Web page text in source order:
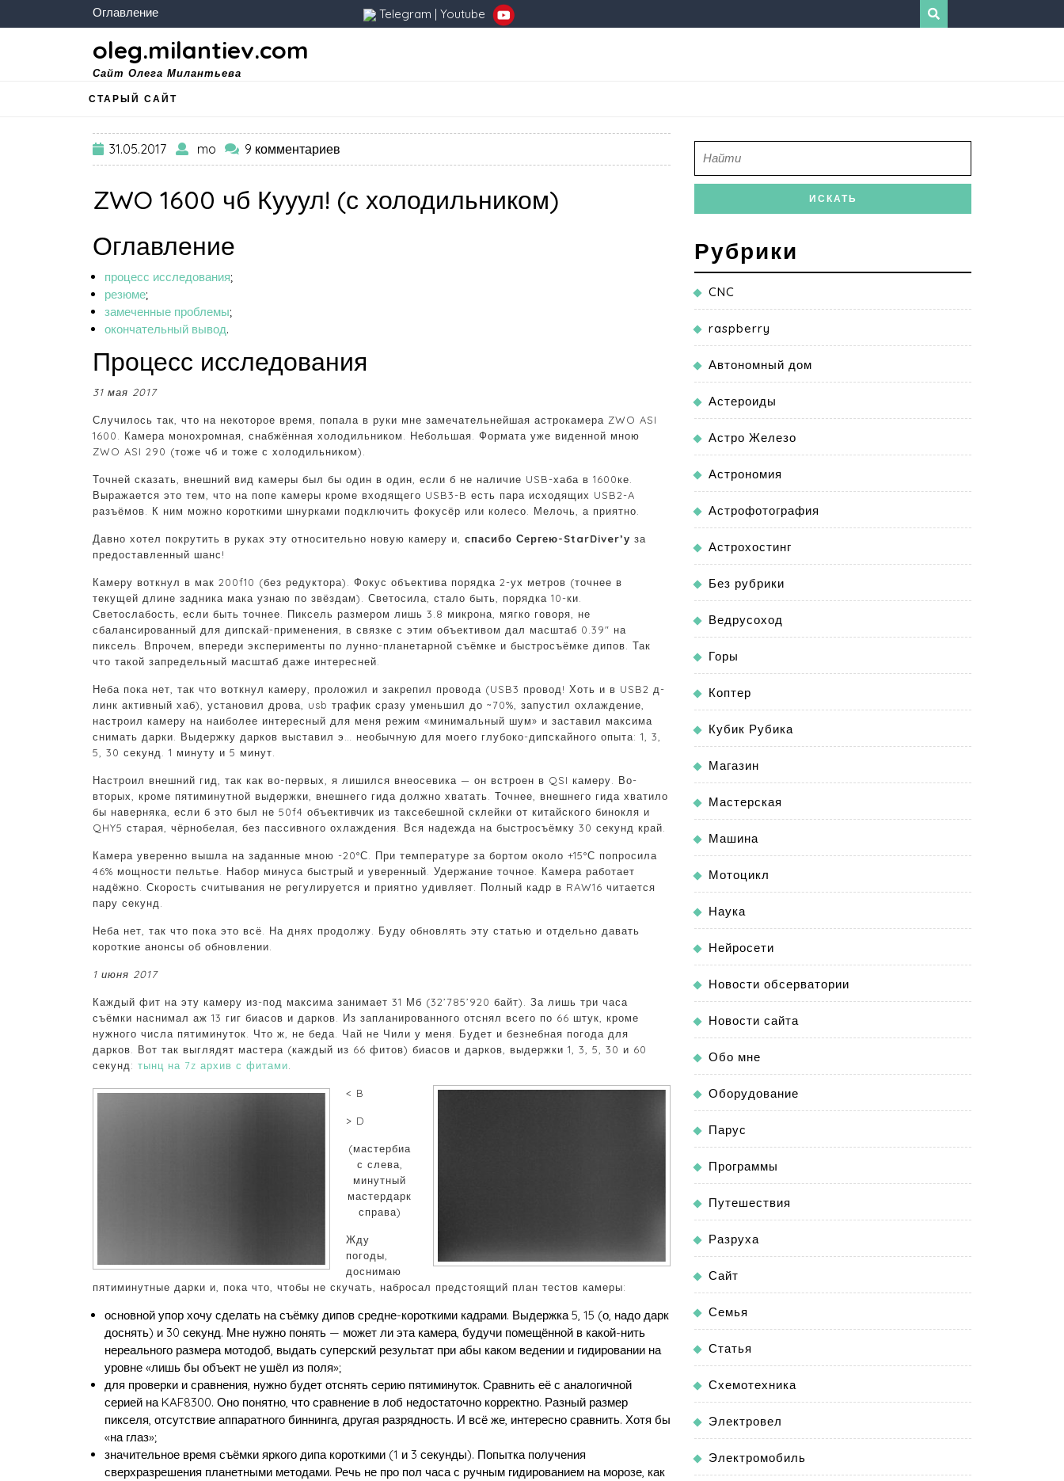
Оглавление Telegram | Youtube
oleg.milantiev.com
Сайт Олега Милантьева
СТАРЫЙ САЙТ
31.05.2017 mo 9 комментариев
ZWO 1600 чб Кууул! (с холодильником)
Оглавление
процесс исследования;
резюме;
замеченные проблемы;
окончательный вывод.
Процесс исследования
31 мая 2017
Случилось так, что на некоторое время, попала в руки мне замечательнейшая астрокамера ZWO ASI
1600. Камера монохромная, снабжённая холодильником. Небольшая. Формата уже виденной мною
ZWO ASI 290 (тоже чб и тоже с холодильником).
Точней сказать, внешний вид камеры был бы один в один, если б не наличие USB-хаба в 1600ке.
Выражается это тем, что на попе камеры кроме входящего USB3-B есть пара исходящих USB2-A
разъёмов. К ним можно короткими шнурками подключить фокусёр или колесо. Мелочь, а приятно.
Давно хотел покрутить в руках эту относительно новую камеру и, спасибо Сергею-StarDiver’у за
предоставленный шанс!
Камеру воткнул в мак 200f10 (без редуктора). Фокус объектива порядка 2-ух метров (точнее в
текущей длине задника мака узнаю по звёздам). Светосила, стало быть, порядка 10-ки.
Светослабость, если быть точнее. Пиксель размером лишь 3.8 микрона, мягко говоря, не
сбалансированный для дипскай-применения, в связке с этим объективом дал масштаб 0.39″ на
пиксель. Впрочем, впереди эксперименты по лунно-планетарной съёмке и быстросъёмке дипов. Так
что такой запредельный масштаб даже интересней.
Неба пока нет, так что воткнул камеру, проложил и закрепил провода (USB3 провод! Хоть и в USB2 д-
линк активный хаб), установил дрова, usb трафик сразу уменьшил до ~70%, запустил охлаждение,
настроил камеру на наиболее интересный для меня режим «минимальный шум» и заставил максима
снимать дарки. Выдержку дарков выставил э… необычную для моего глубоко-дипскайного опыта: 1, 3,
5, 30 секунд. 1 минуту и 5 минут.
Настроил внешний гид, так как во-первых, я лишился внеосевика — он встроен в QSI камеру. Во-
вторых, кроме пятиминутной выдержки, внешнего гида должно хватать. Точнее, внешнего гида хватило
бы наверняка, если б это был не 50f4 объективчик из таксебешной склейки от китайского бинокля и
QHY5 старая, чёрнобелая, без пассивного охлаждения. Вся надежда на быстросъёмку 30 секунд край.
Камера уверенно вышла на заданные мною -20°С. При температуре за бортом около +15°С попросила
46% мощности пельтье. Набор минуса быстрый и уверенный. Удержание точное. Камера работает
надёжно. Скорость считывания не регулируется и приятно удивляет. Полный кадр в RAW16 читается
пару секунд.
Неба нет, так что пока это всё. На днях продолжу. Буду обновлять эту статью и отдельно давать
короткие анонсы об обновлении.
1 июня 2017
Каждый фит на эту камеру из-под максима занимает 31 Мб (32’785’920 байт). За лишь три часа
съёмки наснимал аж 13 гиг биасов и дарков. Из запланированного отснял всего по 66 штук, кроме
нужного числа пятиминуток. Что ж, не беда. Чай не Чили у меня. Будет и безнебная погода для
дарков. Вот так выглядят мастера (каждый из 66 фитов) биасов и дарков, выдержки 1, 3, 5, 30 и 60
секунд: тынц на 7z архив с фитами
< B
> D
(мастербиа
с слева,
минутный
мастердарк
справа)
Жду
погоды,
доснимаю
пятиминутные дарки и, пока что, чтобы не скучать, набросал предстоящий план тестов камеры:
основной упор хочу сделать на съёмку дипов средне-короткими кадрами. Выдержка 5, 15 (о, надо дарк
доснять) и 30 секунд. Мне нужно понять — может ли эта камера, будучи помещённой в какой-нить
нереального размера мотодоб, выдать суперский результат при абы каком ведении и гидировании на
уровне «лишь бы объект не ушёл из поля»;
для проверки и сравнения, нужно будет отснять серию пятиминуток. Сравнить её с аналогичной
серией на KAF8300. Оно понятно, что сравнение в лоб недостаточно корректно. Разный размер
пикселя, отсутствие аппаратного биннинга, другая разрядность. И всё же, интересно сравнить. Хотя бы
«на глаз»;
значительное время съёмки яркого дипа короткими (1 и 3 секунды). Попытка получения
сверхразрешения планетными методами. Речь не про пол часа с ручным гидированием на морозе, как
Рубрики
CNC
raspberry
Автономный дом
Астероиды
Астро Железо
Астрономия
Астрофотография
Астрохостинг
Без рубрики
Ведрусоход
Горы
Коптер
Кубик Рубика
Магазин
Мастерская
Машина
Мотоцикл
Наука
Нейросети
Новости обсерватории
Новости сайта
Обо мне
Оборудование
Парус
Программы
Путешествия
Разруха
Сайт
Семья
Статья
Схемотехника
Электровел
Электромобиль